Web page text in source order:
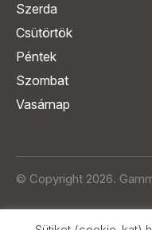
Szerda
Csütörtök
Péntek
Szombat
Vasárnap
© Copyright 2026.